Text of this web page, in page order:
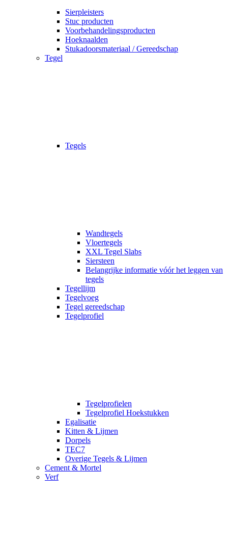
Sierpleisters
Stuc producten
Voorbehandelingsproducten
Hoeknaalden
Stukadoorsmateriaal / Gereedschap
Tegel
Tegels
Wandtegels
Vloertegels
XXL Tegel Slabs
Siersteen
Belangrijke informatie vóór het leggen van
tegels
Tegellijm
Tegelvoeg
Tegel gereedschap
Tegelprofiel
Tegelprofielen
Tegelprofiel Hoekstukken
Egalisatie
Kitten & Lijmen
Dorpels
TEC7
Overige Tegels & Lijmen
Cement & Mortel
Verf